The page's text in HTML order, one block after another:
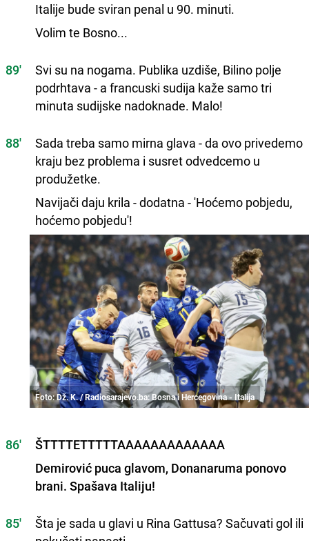
Italije bude sviran penal u 90. minuti.
Volim te Bosno...
89'
Svi su na nogama. Publika uzdiše, Bilino polje
podrhtava - a francuski sudija kaže samo tri
minuta sudijske nadoknade. Malo!
88'
Sada treba samo mirna glava - da ovo privedemo
kraju bez problema i susret odvedcemo u
produžetke.
Navijači daju krila - dodatna - 'Hoćemo pobjedu,
hoćemo pobjedu'!
Foto: Dž. K. / Radiosarajevo.ba: Bosna i Hercegovina - Italija
86'
ŠTTTTETTTTTAAAAAAAAAAAAA
Demirović puca glavom, Donanaruma ponovo
brani. Spašava Italiju!
85'
Šta je sada u glavi u Rina Gattusa? Sačuvati gol ili